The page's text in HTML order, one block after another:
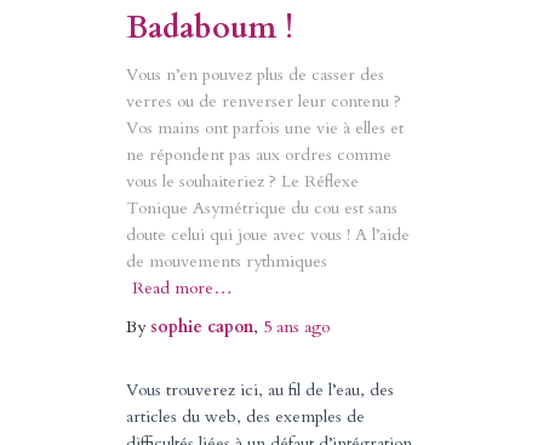
Badaboum !
Vous n’en pouvez plus de casser des
verres ou de renverser leur contenu ?
Vos mains ont parfois une vie à elles et
ne répondent pas aux ordres comme
vous le souhaiteriez ? Le Réflexe
Tonique Asymétrique du cou est sans
doute celui qui joue avec vous ! A l’aide
de mouvements rythmiques
Read more…
By sophie capon, 5 ans ago
Vous trouverez ici, au fil de l’eau, des
articles du web, des exemples de